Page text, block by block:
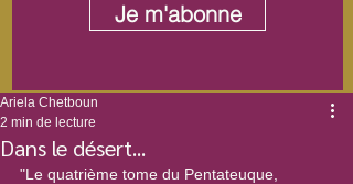
Je m'abonne
Dans le désert...
Ariela Chetboun
2 min de lecture
"Le quatrième tome du Pentateuque,